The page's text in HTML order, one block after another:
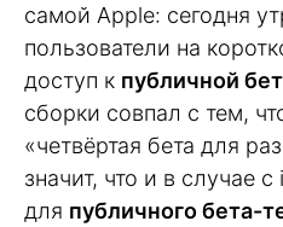
самой Apple: сегодня
пользователи на
доступ к публичной
сборки совпал с тем,
«четвёртая бета для
значит, что и в случае
для публичного бета-